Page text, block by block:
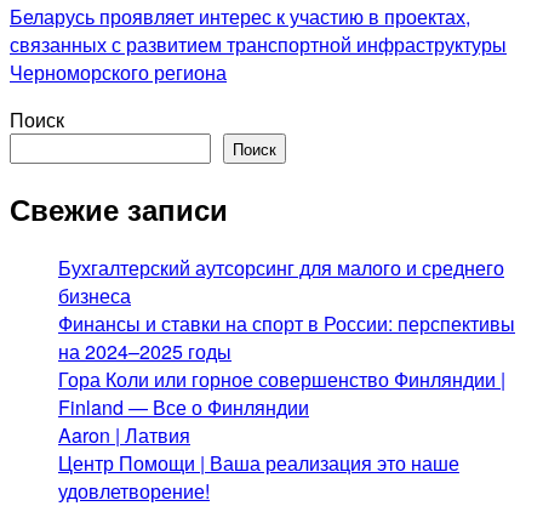
Беларусь проявляет интерес к участию в проектах,
связанных с развитием транспортной инфраструктуры
Черноморского региона
Поиск
Поиск
Свежие записи
Бухгалтерский аутсорсинг для малого и среднего
бизнеса
Финансы и ставки на спорт в России: перспективы
на 2024–2025 годы
Гора Коли или горное совершенство Финляндии |
Finland — Все о Финляндии
Aaron | Латвия
Центр Помощи | Ваша реализация это наше
удовлетворение!